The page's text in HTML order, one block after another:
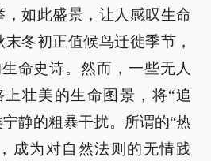
，如此盛景，让人感叹生命
冬初正值候鸟迁徙季节，
命史诗。然而，一些无人
壮美的生命图景，将“追
静的粗暴干扰。所谓的“热
成为对自然法则的无情践